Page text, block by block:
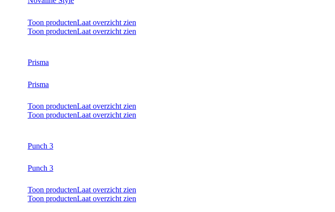
Toon productenLaat overzicht zien
Toon productenLaat overzicht zien
Prisma
Prisma
Toon productenLaat overzicht zien
Toon productenLaat overzicht zien
Punch 3
Punch 3
Toon productenLaat overzicht zien
Toon productenLaat overzicht zien